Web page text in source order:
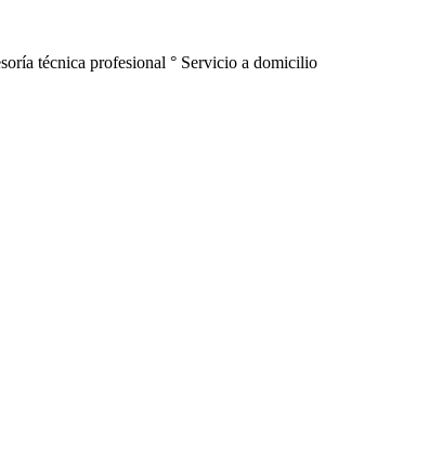
técnica profesional ° Servicio a domicilio